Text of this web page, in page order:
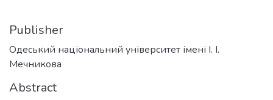
Publisher
Одеський національний університет імені І. І.
Мечникова
Abstract